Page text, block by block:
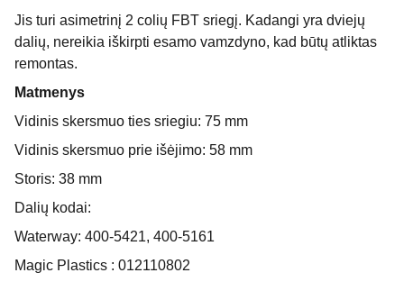
Jis turi asimetrinį 2 colių FBT sriegį. Kadangi yra dviejų
dalių, nereikia iškirpti esamo vamzdyno, kad būtų atliktas
remontas.
Matmenys
Vidinis skersmuo ties sriegiu: 75 mm
Vidinis skersmuo prie išėjimo: 58 mm
Storis: 38 mm
Dalių kodai:
Waterway: 400-5421, 400-5161
Magic Plastics : 012110802